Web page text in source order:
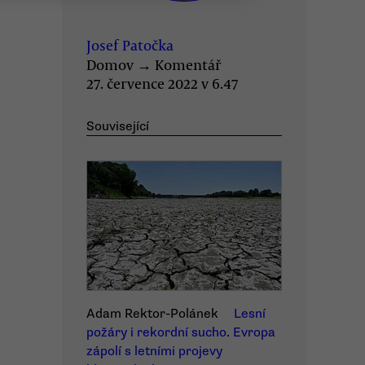
Josef Patočka
Domov → Komentář
27. července 2022 v 6.47
Související
Adam Rektor-Polánek
Lesní
požáry i rekordní sucho. Evropa
zápolí s letními projevy